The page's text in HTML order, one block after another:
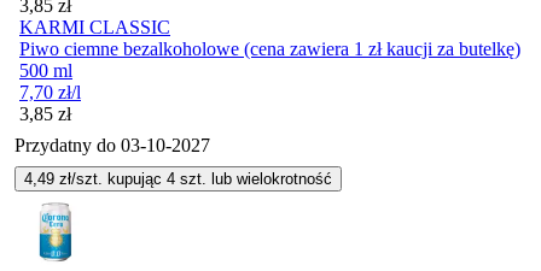
3,85 zł
KARMI CLASSIC
Piwo ciemne bezalkoholowe (cena zawiera 1 zł kaucji za butelkę)
500 ml
7,70 zł/l
Cena
3,85 zł
Przydatny do 03-10-2027
4,49 zł/szt. kupując 4 szt. lub wielokrotność